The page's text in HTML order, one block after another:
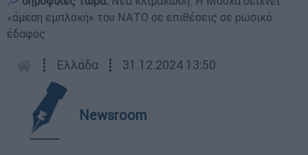
«άμεση εμπλοκή» του ΝΑΤΟ σε επιθέσεις σε ρωσικό
έδαφος
┋ Ελλάδα ┋ 31.12.2024 13:50
Newsroom